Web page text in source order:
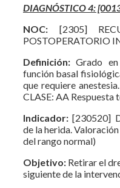
DIAGNÓSTICO 4:
NOC: [2305]
POSTOPERATORIO
Definición: Grado
función basal
que requiere
CLASE: AA Respuesta
Indicador: [230520]
de la herida.
del rango normal)
Objetivo: Retirar el
siguiente de la